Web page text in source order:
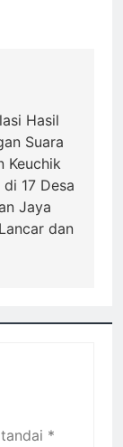
Hasil
Suara
Keuchik
17 Desa
Jaya
dan
*